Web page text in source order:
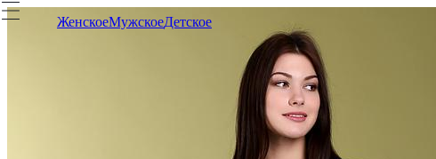
ЖенскоеМужскоеДетское